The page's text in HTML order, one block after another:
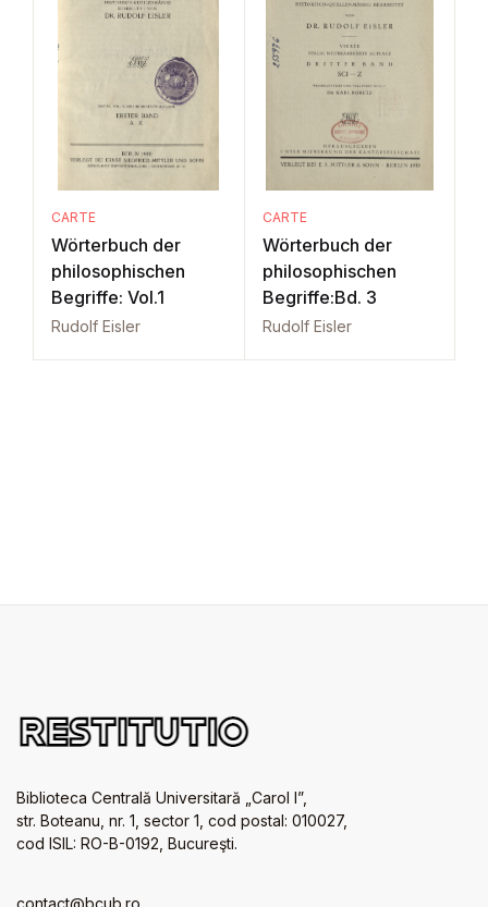
CARTE
Wörterbuch der
philosophischen
Begriffe: Vol.1
Rudolf Eisler
CARTE
Wörterbuch der
philosophischen
Begriffe:Bd. 3
Rudolf Eisler
Biblioteca Centrală Universitară „Carol I”,
str. Boteanu, nr. 1, sector 1, cod postal: 010027,
cod ISIL: RO-B-0192, Bucureşti.
contact@bcub.ro